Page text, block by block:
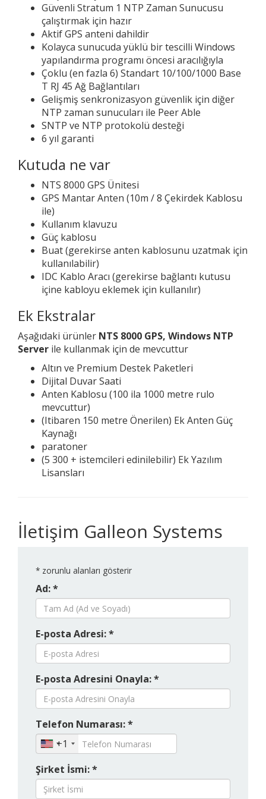
Güvenli Stratum 1 NTP Zaman Sunucusu
çalıştırmak için hazır
Aktif GPS anteni dahildir
Kolayca sunucuda yüklü bir tescilli Windows
yapılandırma programı öncesi aracılığıyla
Çoklu (en fazla 6) Standart 10/100/1000 Base
T RJ 45 Ağ Bağlantıları
Gelişmiş senkronizasyon güvenlik için diğer
NTP zaman sunucuları ile Peer Able
SNTP ve NTP protokolü desteği
6 yıl garanti
Kutuda ne var
NTS 8000 GPS Ünitesi
GPS Mantar Anten (10m / 8 Çekirdek Kablosu
ile)
Kullanım klavuzu
Güç kablosu
Buat (gerekirse anten kablosunu uzatmak için
kullanılabilir)
IDC Kablo Aracı (gerekirse bağlantı kutusu
içine kabloyu eklemek için kullanılır)
Ek Ekstralar
Aşağıdaki ürünler NTS 8000 GPS, Windows NTP
Server ile kullanmak için de mevcuttur
Altın ve Premium Destek Paketleri
Dijital Duvar Saati
Anten Kablosu (100 ila 1000 metre rulo
mevcuttur)
(Itibaren 150 metre Önerilen) Ek Anten Güç
Kaynağı
paratoner
(5 300 + istemcileri edinilebilir) Ek Yazılım
Lisansları
İletişim Galleon Systems
* zorunlu alanları gösterir
Ad: *
E-posta Adresi: *
E-posta Adresini Onayla: *
Telefon Numarası: *
+1
Şirket İsmi: *